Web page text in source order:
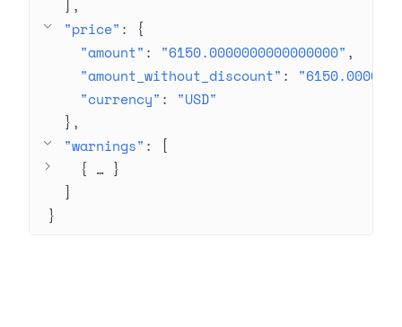
]
"price" :
{
"amount" : "6150.0000000000000000"
"amount_without_discount" :
"currency" : "USD"
}
"warnings" :
[
{ … }
]
}